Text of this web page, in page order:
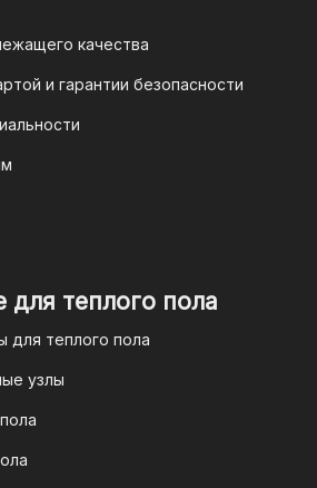
большинства российских
QR-коду
После оформления
вам
QR-код, который можно
банка. Это быстро,
лиц
клиентов
безналичную оплату по
качества
и гарантии безопасности
для теплого пола
для теплого пола
узлы